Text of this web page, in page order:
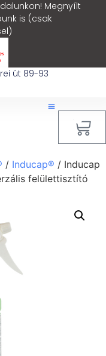
Megnyílt
is (csak
út 89-93
/ Inducap® / Inducap
felülettisztító